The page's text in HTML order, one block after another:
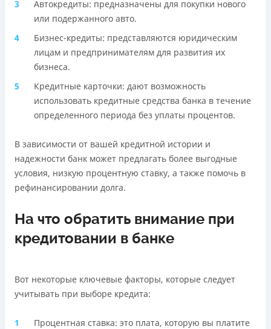
Автокредиты: предназначены для покупки нового
или подержанного авто.
Бизнес-кредиты: представляются юридическим
лицам и предпринимателям для развития их
бизнеса.
Кредитные карточки: дают возможность
использовать кредитные средства банка в течение
определенного периода без уплаты процентов.
В зависимости от вашей кредитной истории и
надежности банк может предлагать более выгодные
условия, низкую процентную ставку, а также помочь в
рефинансировании долга.
На что обратить внимание при
кредитовании в банке
Вот некоторые ключевые факторы, которые следует
учитывать при выборе кредита:
Процентная ставка: это плата, которую вы платите